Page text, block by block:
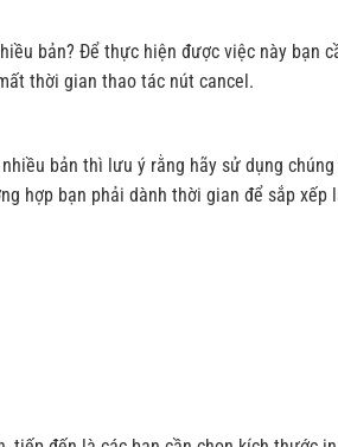
bản? Để thực hiện được việc này bạn
thời gian thao tác nút cancel.
bản thì lưu ý rằng hãy sử dụng
hợp bạn phải dành thời gian để sắp xếp